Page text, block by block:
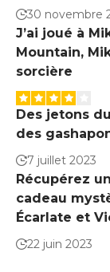
30 novembre
J’ai joué à
Mountain,
sorcière
Des jetons
des
7 juillet 2023
Récupérez
cadeau
Écarlate et
22 juin 2023